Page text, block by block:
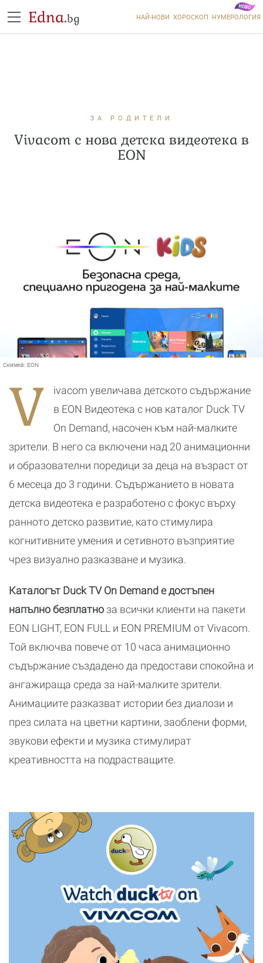
Edna.bg НАЙ-НОВИ ХОРОСКОП НУМЕРОЛОГИЯ
ЗА РОДИТЕЛИ
Vivacom с нова детска видеотека в
EON
Снимка: EON
V
ivacom увеличава детското съдържание
в EON Видеотека с нов каталог Duck TV
On Demand, насочен към най-малките
зрители. В него са включени над 20 анимационни
и образователни поредици за деца на възраст от
6 месеца до 3 години. Съдържанието в новата
детска видеотека е разработено с фокус върху
ранното детско развитие, като стимулира
когнитивните умения и сетивното възприятие
чрез визуално разказване и музика.
Каталогът Duck TV On Demand е достъпен
напълно безплатно за всички клиенти на пакети
EON LIGHT, EON FULL и EON PREMIUM от Vivacom.
Той включва повече от 10 часа анимационно
съдържание създадено да предостави спокойна и
ангажираща среда за най-малките зрители.
Анимациите разказват истории без диалози и
през силата на цветни картини, заоблени форми,
звукови ефекти и музика стимулират
креативността на подрастващите.